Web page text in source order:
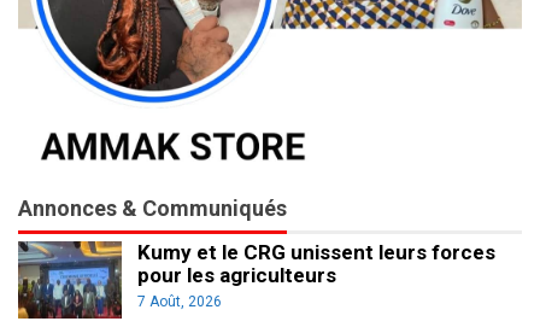
Annonces & Communiqués
Kumy et le CRG unissent leurs forces
pour les agriculteurs
7 Août, 2026